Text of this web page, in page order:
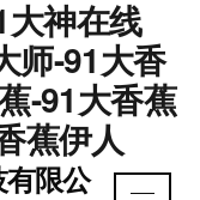
神在线
师-91大香
-91大香蕉
蕉伊人
限公